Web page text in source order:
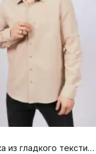
Рубашка из гладкого текстиля с классическим воротником